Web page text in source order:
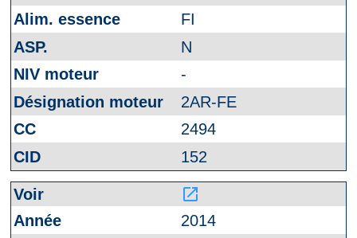
FI
N
-
2AR-FE
2494
152
launch
2014